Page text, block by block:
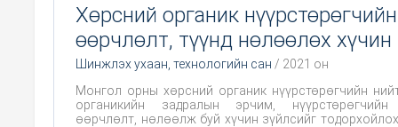
Хөрсний органик нүүрстөрөгчийн
өөрчлөлт, түүнд нөлөөлөх хүчин
Шинжлэх ухаан, технологийн сан / 2021 он
Монгол орны хөрсний органик нүүрстөрөгчийн
органикийн задралын эрчим, нүүрстөрөгчийн
өөрчлөлт, нөлөөлж буй хүчин зүйлсийг